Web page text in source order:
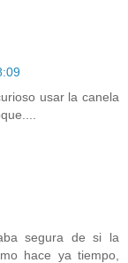
usar la canela
segura de si la
hace ya tiempo,